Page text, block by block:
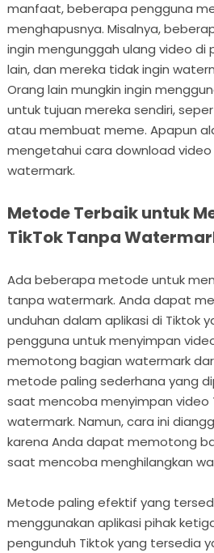
manfaat, beberapa pengguna
menghapusnya. Misalnya,
ingin mengunggah ulang video di
lain, dan mereka tidak ingin
Orang lain mungkin ingin
untuk tujuan mereka sendiri,
atau membuat meme. Apapun
mengetahui cara download video
watermark.
Metode Terbaik untuk
TikTok Tanpa
Ada beberapa metode untuk
tanpa watermark. Anda dapat
unduhan dalam aplikasi di Tiktok
pengguna untuk menyimpan
memotong bagian watermark
metode paling sederhana yang
saat mencoba menyimpan video
watermark. Namun, cara ini
karena Anda dapat memotong
saat mencoba menghilangkan
Metode paling efektif yang
menggunakan aplikasi pihak
pengunduh Tiktok yang tersedia